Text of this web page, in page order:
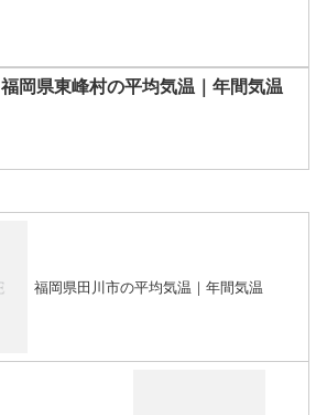
福岡県東峰村の平均気温｜年間気温
福岡県田川市の平均気温｜年間気温